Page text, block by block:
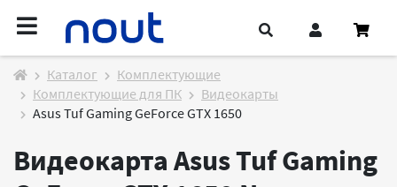
Каталог
Комплектующие
Комплектующие для ПК
Видеокарты
Asus Tuf Gaming GeForce GTX 1650
Видеокарта Asus Tuf Gaming